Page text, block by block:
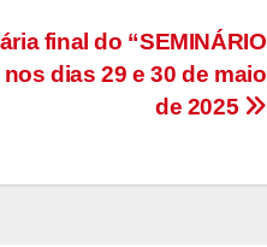
final do “SEMINÁRIO
dias 29 e 30 de maio
de 2025